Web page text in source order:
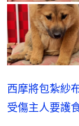
西摩將包紮紗
受傷主人要護